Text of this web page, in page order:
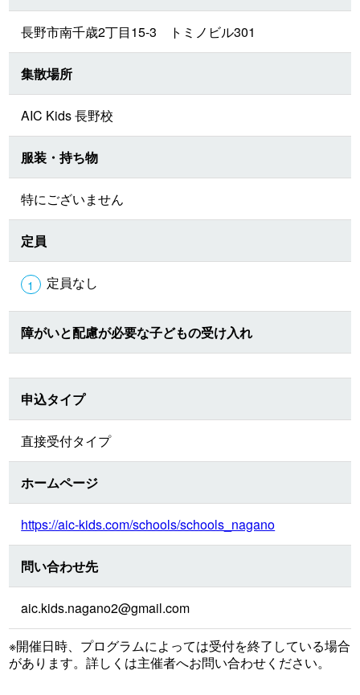
長野市南千歳2丁目15-3 トミノビル301
集散場所
AIC Kids 長野校
服装・持ち物
特にございません
定員
定員なし
障がいと配慮が必要な子どもの受け入れ
申込タイプ
直接受付タイプ
ホームページ
https://aic-kids.com/schools/schools_nagano
問い合わせ先
aic.kids.nagano2@gmail.com
※開催日時、プログラムによっては受付を終了している場合
があります。詳しくは主催者へお問い合わせください。